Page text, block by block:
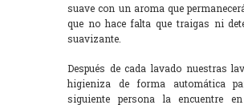
suave con un aroma que
que no hace falta que traigas ni
suavizante.
Después de cada lavado nuestras
higieniza de forma automática
siguiente persona la encuentre en